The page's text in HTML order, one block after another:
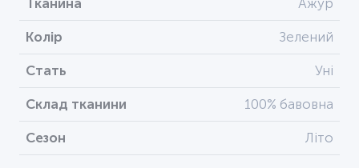
Колір Зелений
Стать Уні
Склад тканини 100% бавовна
Сезон Літо